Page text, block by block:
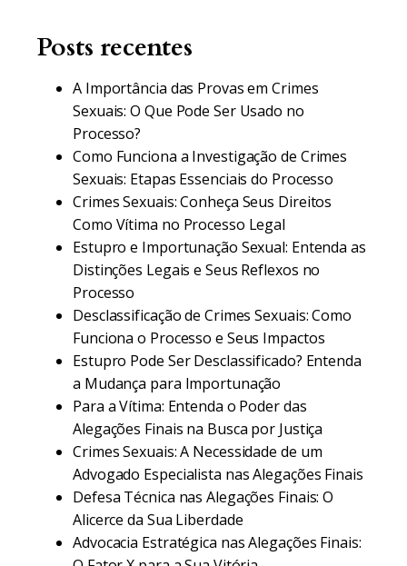
Posts recentes
A Importância das Provas em Crimes
Sexuais: O Que Pode Ser Usado no
Processo?
Como Funciona a Investigação de Crimes
Sexuais: Etapas Essenciais do Processo
Crimes Sexuais: Conheça Seus Direitos
Como Vítima no Processo Legal
Estupro e Importunação Sexual: Entenda as
Distinções Legais e Seus Reflexos no
Processo
Desclassificação de Crimes Sexuais: Como
Funciona o Processo e Seus Impactos
Estupro Pode Ser Desclassificado? Entenda
a Mudança para Importunação
Para a Vítima: Entenda o Poder das
Alegações Finais na Busca por Justiça
Crimes Sexuais: A Necessidade de um
Advogado Especialista nas Alegações Finais
Defesa Técnica nas Alegações Finais: O
Alicerce da Sua Liberdade
Advocacia Estratégica nas Alegações Finais: